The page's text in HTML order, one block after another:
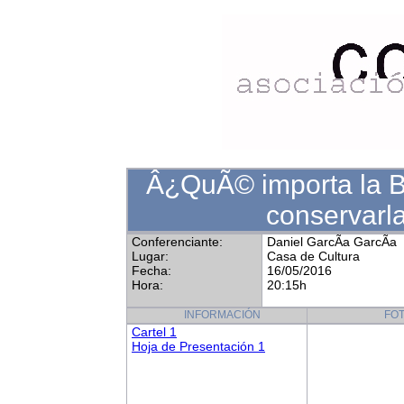
Â¿QuÃ© importa la
Conferenciante:
Lugar:
Fecha:
Hora:
Daniel GarcÃ­a GarcÃ­a
Casa de Cultura
16/05/2016
20:15h
INFORMACIÓN
Cartel 1
Hoja de Presentación 1